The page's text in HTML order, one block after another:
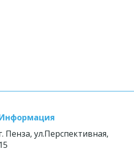
Пенза, ул.Перспективная,
15